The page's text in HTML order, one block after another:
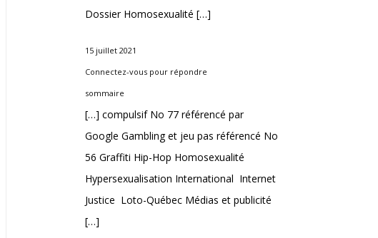
Dossier Homosexualité […]
15 juillet 2021
Connectez-vous pour répondre
sommaire
[…] compulsif No 77 référencé par
Google Gambling et jeu pas référencé No
56 Graffiti Hip-Hop Homosexualité
Hypersexualisation International Internet
Justice Loto-Québec Médias et publicité
[…]